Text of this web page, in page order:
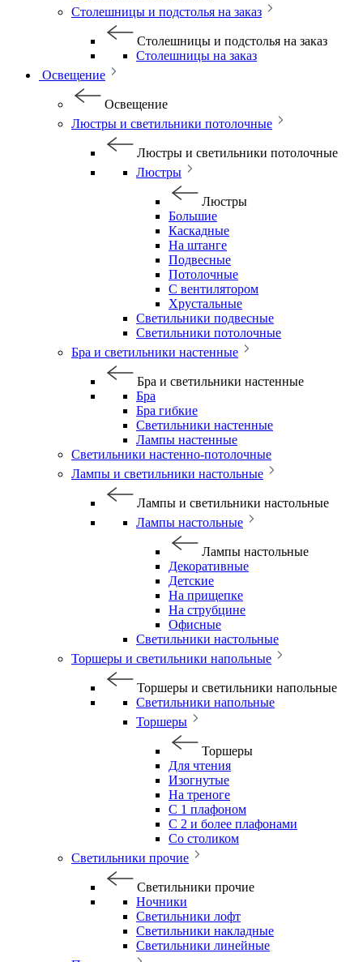
Столешницы и подстолья на заказ
Столешницы и подстолья на заказ
Столешницы на заказ
Освещение
Освещение
Люстры и светильники потолочные
Люстры и светильники потолочные
Люстры
Люстры
Большие
Каскадные
На штанге
Подвесные
Потолочные
С вентилятором
Хрустальные
Светильники подвесные
Светильники потолочные
Бра и светильники настенные
Бра и светильники настенные
Бра
Бра гибкие
Светильники настенные
Лампы настенные
Светильники настенно-потолочные
Лампы и светильники настольные
Лампы и светильники настольные
Лампы настольные
Лампы настольные
Декоративные
Детские
На прищепке
На струбцине
Офисные
Светильники настольные
Торшеры и светильники напольные
Торшеры и светильники напольные
Светильники напольные
Торшеры
Торшеры
Для чтения
Изогнутые
На треноге
С 1 плафоном
С 2 и более плафонами
Со столиком
Светильники прочие
Светильники прочие
Ночники
Светильники лофт
Светильники накладные
Светильники линейные